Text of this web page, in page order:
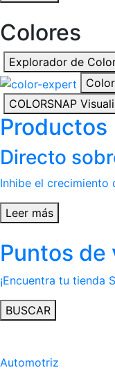
Colores
Explorador de
COLORSNAP
Productos
Directo
Inhibe el
Leer más
Puntos de
¡Encuentra tu tienda
BUSCAR
Automotriz